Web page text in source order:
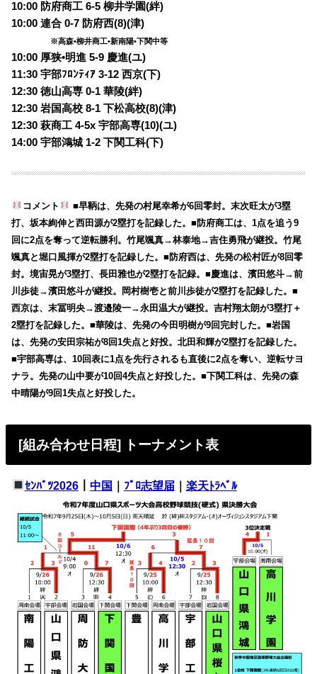
10:00 防府商工 6-5 柳井学園(絆)
10:00 連合 0-7 防府西(8)(津)
※高森•柳井商工•新南陽•下関中等
10:00 厚狭•明進 5-9 慶進(ユ)
11:30 宇部ﾌﾛﾝﾃｨｱ 3-12 西京(下)
12:30 徳山高専 0-1 華陵(絆)
12:30 岩国高校 8-1 下松高校(8)(津)
12:30 萩商工 4-5x 宇部高専(10)(ユ)
14:00 宇部鴻城 1-2 下関工科(下)
コメント
■早鞆は、先発の村尾幸希が6回零封。末次旺太が3塁
打、坂本絢伸と西田源が2塁打を記録した。■防府商工は、1点を追う9
回に2点を奪って逆転勝利。竹尾颯真→林泰地→吉住勇飛が継投。竹尾
颯真と堀口風揮が2塁打を記録した。■防府西は、先発の松村匠が8回零
封。境宙晃が3塁打、長田雅也が2塁打を記録。■慶進は、濱田悠斗→前
川歩徒→濱田悠斗が継投。岡村樹壱と前川歩徒が2塁打を記録した。■
西京は、末冨明央→渡邉陵一→永田温大が継投。吉村翔太朗が3塁打＋
2塁打を記録した。■華陵は、先発の今田明樹が9回完封した。■岩国
は、先発の安田宗祐が8回1失点と好投。北田和輝が2塁打を記録した。
■宇部高専は、10回表に1点を先行されるも直後に2点を奪い、逆転サヨ
ナラ。先発の山中要が10回4失点と好投した。■下関工科は、先発の森
中晴陽が9回1失点と好投した。
[組み合わせ日程] トーナメント表
ｾﾝﾊﾞﾂ2026｜ 中国 ﾌﾟﾛ志望届｜ 楽天ﾄﾗﾍﾞﾙ